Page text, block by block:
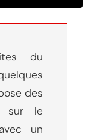
du
des
sur le
un